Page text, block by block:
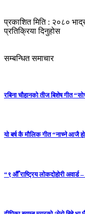
प्रकाशित मिति : २०८०
प्रतिक्रिया दिनुहोस
सम्बन्धित समाचार
रबिना चौहानको तीज बिशेष गीत
यो बर्ष कै मौलिक गीत “नाच्ने आजै
“९ औँ राष्ट्रिय लोकदोहोरी